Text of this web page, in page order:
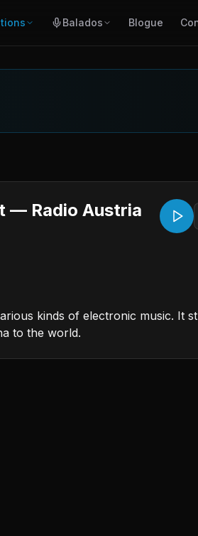
Balados Blogue
— Radio Austria
kinds of electronic music. It
to the world.